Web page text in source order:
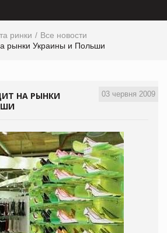
ринки
Все новости
рынки Украины и Польши
03 червня 2009
НА РЫНКИ